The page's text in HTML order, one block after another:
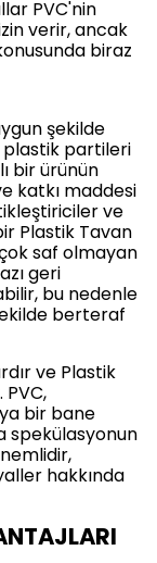
PVC'nin
verir, ancak
biraz
şekilde
plastik partileri
bir ürünün
katkı maddesi
ve
Plastik Tavan
saf olmayan
geri
bu nedenle
berteraf
ve Plastik
bir bane
spekülasyonun
hakkında